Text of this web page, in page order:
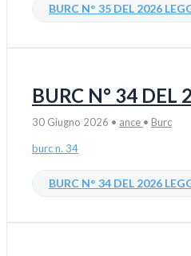
BURC N° 35 DEL 2026
BURC N° 34 DEL
30 Giugno 2026 • ance • Burc
burc n. 34
BURC N° 34 DEL 2026